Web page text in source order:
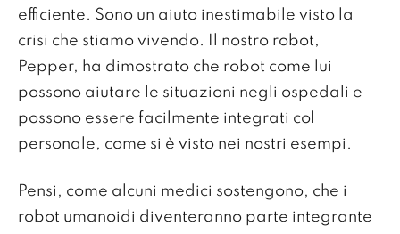
efficiente. Sono un aiuto inestimabile visto la
crisi che stiamo vivendo. Il nostro robot,
Pepper, ha dimostrato che robot come lui
possono aiutare le situazioni negli ospedali e
possono essere facilmente integrati col
personale, come si è visto nei nostri esempi.
Pensi, come alcuni medici sostengono, che i
robot umanoidi diventeranno parte integrante